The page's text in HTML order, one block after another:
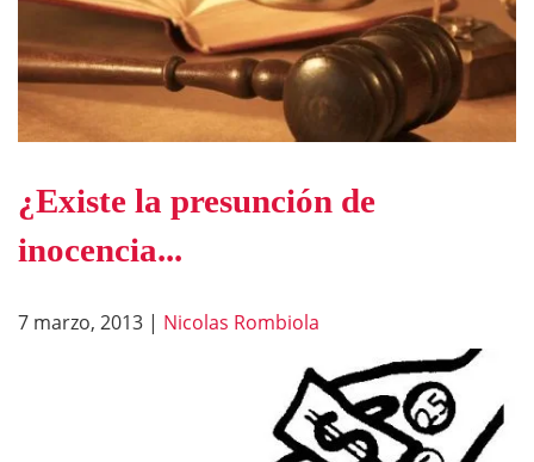
¿Existe la presunción de
inocencia...
7 marzo, 2013 | Nicolas Rombiola